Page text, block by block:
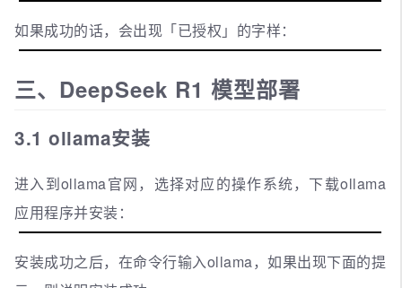
如果成功的话，会出现「已授权」的字样：
三、DeepSeek R1 模型部署
3.1 ollama安装
进入到ollama官网，选择对应的操作系统，下载ollama
应用程序并安装：
安装成功之后，在命令行输入ollama，如果出现下面的提